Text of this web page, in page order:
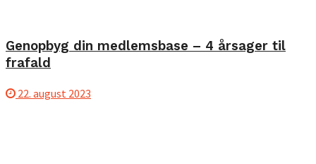
Genopbyg din medlemsbase – 4 årsager til
frafald
22. august 2023